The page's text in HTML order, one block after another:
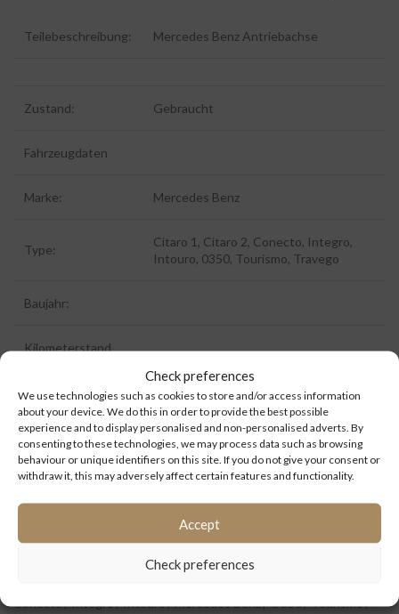
Check preferences
We use technologies such as cookies to store and/or access information
about your device. We do this in order to provide the best possible
experience and to display personalised and non-personalised adverts. By
consenting to these technologies, we may process data such as browsing
behaviour or unique identifiers on this site. If you do not give your consent or
withdraw it, this may adversely affect certain features and functionality.
Accept
Check preferences
Teilebeschreibung: Mercedes Benz Antriebachse
Zustand: Gebraucht
Fahrzeugdaten
Marke: Mercedes Benz
Type:
Citaro 1, Citaro 2, Conecto, Integro,
Intouro, 0350, Tourismo, Travego
Baujahr:
Kilometerstand
ID:
Conecto, Integro, Intouro, Mercedes Benz, O350, Tourismo,